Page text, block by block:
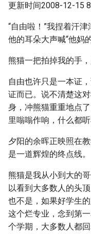
更新时间2008-12-15
“自由啦！”我捏着汗
他的耳朵大声喊“他妈
熊猫一把拍掉我的手
自由也许只是一本证
证而已。说不清楚这
身，冲熊猫重重地点
里嗡嗡作响，什么都听
夕阳的余晖正映照在
是一道辉煌的终点线。
熊猫是我从小到大的
以看到大多数人的头
也不是，如果好学生
这个烂专业，念到第
个学期，大多数人都